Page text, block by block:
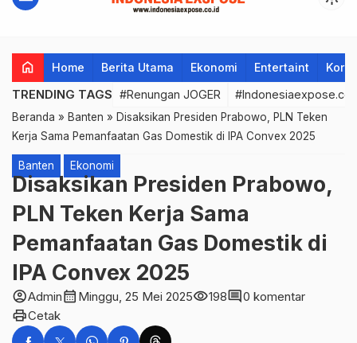
home Home Berita Utama Ekonomi Entertaint
TRENDING TAGS #Renungan JOGER
Beranda » Banten » Disaksikan Presiden Prabowo, PLN Teken
Kerja Sama Pemanfaatan Gas Domestik di IPA Convex 2025
Banten Ekonomi
Disaksikan Presiden Prabowo,
PLN Teken Kerja Sama
Pemanfaatan Gas Domestik di
IPA Convex 2025
account_circleAdmincalendar_month Minggu, 25 Mei 2025visibility198comment0 komentar
printCetak